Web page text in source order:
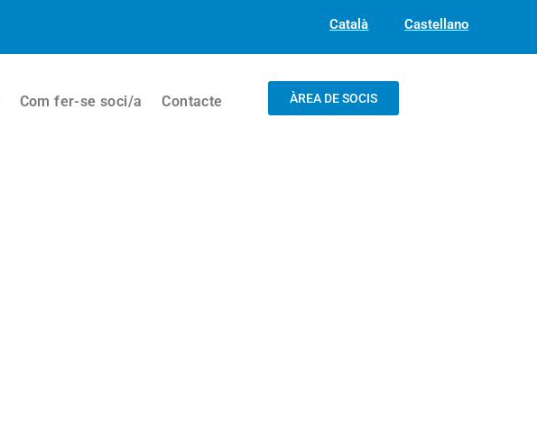
Català Castellano
Com fer-se soci/a Contacte ÀREA DE SOCIS